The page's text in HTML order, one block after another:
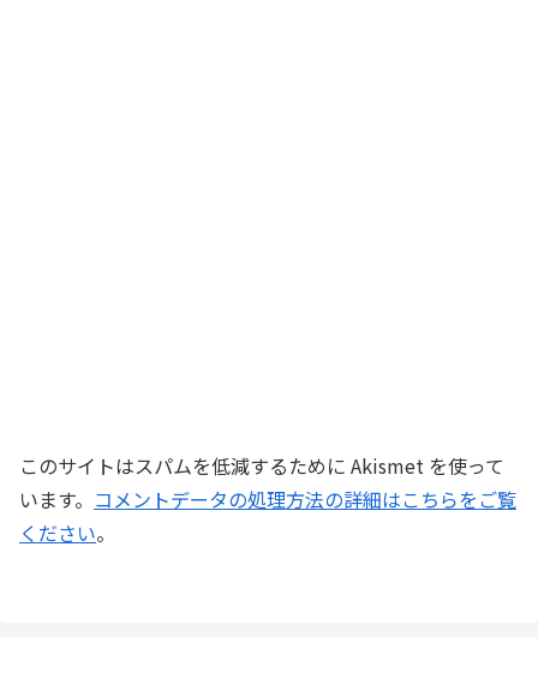
このサイトはスパムを低減するために Akismet を使って
います。 コメントデータの処理方法の詳細はこちらをご覧
ください。